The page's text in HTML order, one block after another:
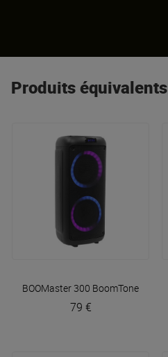
Produits équivalents
BOOMaster 300 BoomTone DJ
79 €